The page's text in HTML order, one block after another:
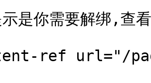
是你需要解绑,查
ref url="/